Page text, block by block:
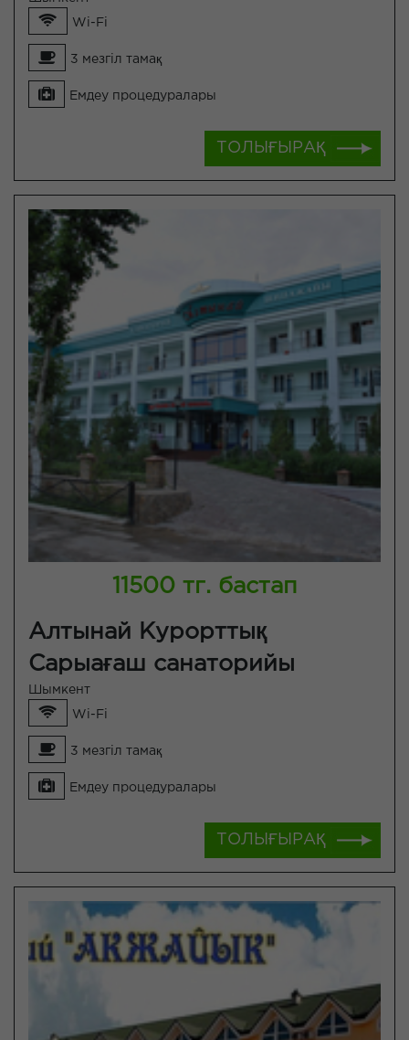
Wi-Fi
3 мезгіл тамақ
Емдеу процедуралары
ТОЛЫҒЫРАҚ
11500 тг. бастап
Алтынай Курорттық
Сарыағаш санаторийы
Шымкент
Wi-Fi
3 мезгіл тамақ
Емдеу процедуралары
ТОЛЫҒЫРАҚ